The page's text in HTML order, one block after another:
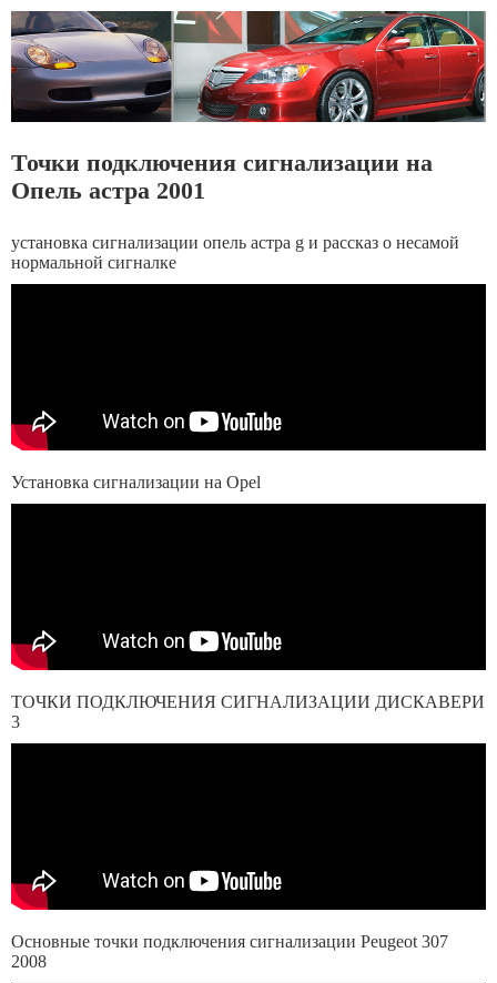
Точки подключения сигнализации на
Опель астра 2001
установка сигнализации опель астра g и рассказ о несамой
нормальной сигналке
Установка сигнализации на Opel
ТОЧКИ ПОДКЛЮЧЕНИЯ СИГНАЛИЗАЦИИ ДИСКАВЕРИ
3
Основные точки подключения сигнализации Peugeot 307
2008